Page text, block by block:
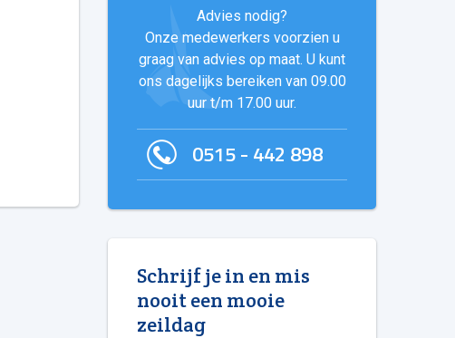
Advies nodig?
Onze medewerkers voorzien u
graag van advies op maat. U kunt
ons dagelijks bereiken van 09.00
uur t/m 17.00 uur.
0515 - 442 898
Schrijf je in en mis
nooit een mooie
zeildag